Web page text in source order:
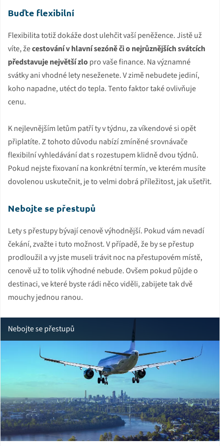
Buďte flexibilní
Flexibilita totiž dokáže dost ulehčit vaší peněžence. Jistě už
víte, žecestování v hlavní sezóně či o nejrůznějších svátcích
představuje největší zlopro vaše finance. Na významné
svátky ani vhodné lety neseženete. V zimě nebudete jediní,
koho napadne, utéct do tepla. Tento faktor také ovlivňuje
cenu.
K nejlevnějším letům patří ty v týdnu, za víkendové si opět
připlatíte. Z tohoto důvodu nabízí zmíněné srovnávače
flexibilní vyhledávání dat s rozestupem klidně dvou týdnů.
Pokud nejste fixovaní na konkrétní termín, ve kterém musíte
dovolenou uskutečnit, je to velmi dobrá příležitost, jak ušetřit.
Nebojte se přestupů
Lety s přestupy bývají cenově výhodnější. Pokud vám nevadí
čekání, zvažte i tuto možnost. V případě, že by se přestup
prodloužil a vy jste museli trávit noc na přestupovém místě,
cenově už to tolik výhodné nebude. Ovšem pokud půjde o
destinaci, ve které byste rádi něco viděli, zabijete tak dvě
mouchy jednou ranou.
Nebojte se přestupů